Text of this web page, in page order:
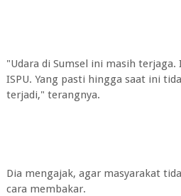
"Udara di Sumsel ini masih
ISPU. Yang pasti hingga saat ini
terjadi," terangnya.
Dia mengajak, agar masyarakat
cara membakar.